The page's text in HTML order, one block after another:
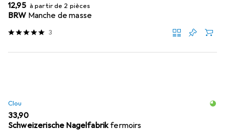
EUR
12,95 à partir de 2 pièces
BRW Manche de masse
3
Clou
EUR
33,90
Schweizerische Nagelfabrikfermoirs